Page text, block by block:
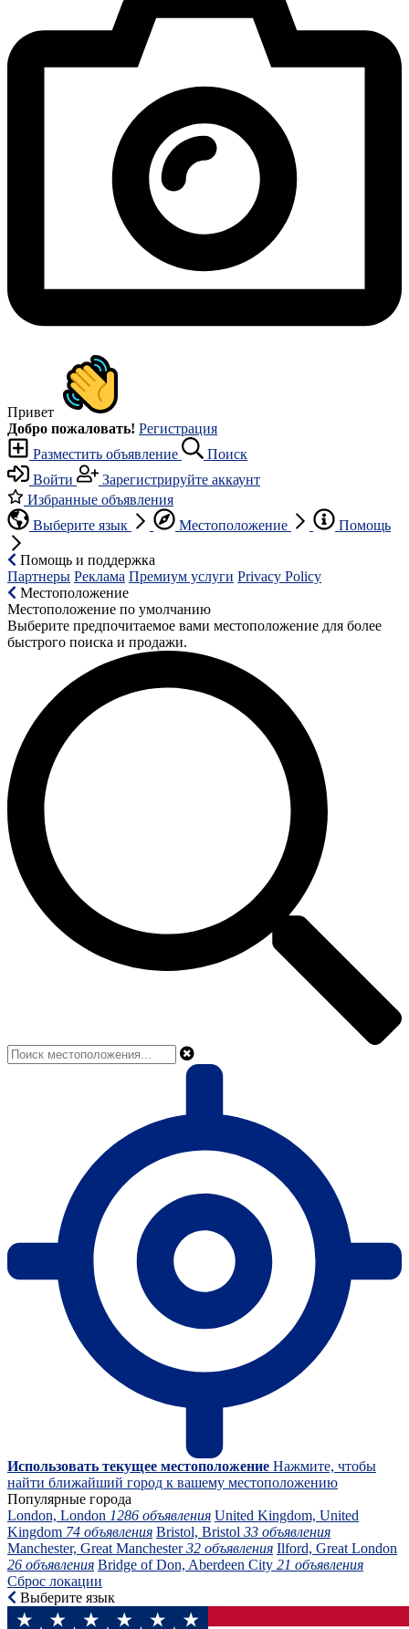
Привет
Добро пожаловать! Регистрация
Разместить объявление
Поиск
Войти
Зарегистрируйте аккаунт
Избранные объявления
Выберите язык
Местоположение Помощь
Помощь и поддержка
Партнеры Реклама Премиум услуги Privacy Policy
Местоположение
Местоположение по умолчанию
Выберите предпочитаемое вами местоположение для более
быстрого поиска и продажи.
Использовать текущее местоположение Нажмите, чтобы
найти ближайший город к вашему местоположению
Популярные города
London, London 1286 объявления United Kingdom, United
Kingdom 74 объявления Bristol, Bristol 33 объявления
Manchester, Great Manchester32 объявления Ilford, Great London
26 объявления Bridge of Don, Aberdeen City 21 объявления
Сброс локации
Выберите язык